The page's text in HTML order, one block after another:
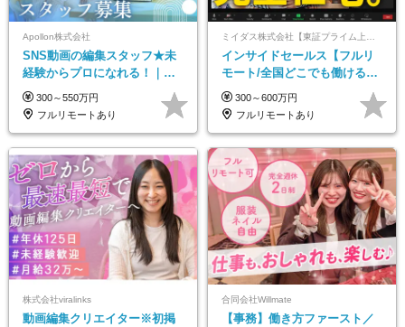
Apollon株式会社
SNS動画の編集スタッフ★未
経験からプロになれる！｜お
うちで働くフルリモート｜残
業ゼロで18時退勤◎
300～550万円
フルリモートあり
インサイドセールス【フルリ
モート/全国どこでも働ける】
未経験OK*土日祝休み*残業少
なめ*在宅勤務手当あり
300～600万円
フルリモートあり
株式会社viralinks
動画編集クリエイター※初掲
合同会社Willmate
【事務】働き方ファースト／